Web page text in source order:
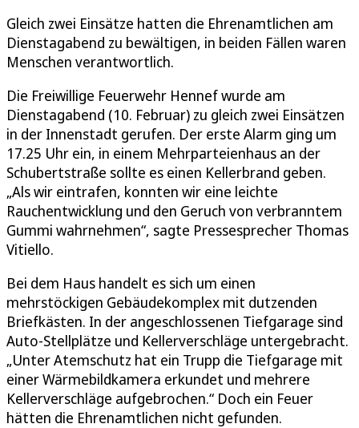
Gleich zwei Einsätze hatten die Ehrenamtlichen am
Dienstagabend zu bewältigen, in beiden Fällen waren
Menschen verantwortlich.
Die Freiwillige Feuerwehr Hennef wurde am
Dienstagabend (10. Februar) zu gleich zwei Einsätzen
in der Innenstadt gerufen. Der erste Alarm ging um
17.25 Uhr ein, in einem Mehrparteienhaus an der
Schubertstraße sollte es einen Kellerbrand geben.
„Als wir eintrafen, konnten wir eine leichte
Rauchentwicklung und den Geruch von verbranntem
Gummi wahrnehmen“, sagte Pressesprecher Thomas
Vitiello.
Bei dem Haus handelt es sich um einen
mehrstöckigen Gebäudekomplex mit dutzenden
Briefkästen. In der angeschlossenen Tiefgarage sind
Auto-Stellplätze und Kellerverschläge untergebracht.
„Unter Atemschutz hat ein Trupp die Tiefgarage mit
einer Wärmebildkamera erkundet und mehrere
Kellerverschläge aufgebrochen.“ Doch ein Feuer
hätten die Ehrenamtlichen nicht gefunden.